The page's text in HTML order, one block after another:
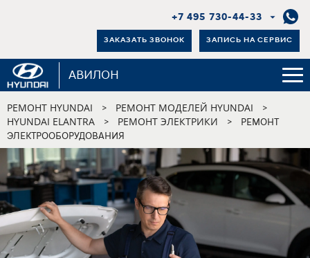
+7 495 730-44-33
ЗАКАЗАТЬ ЗВОНОК ЗАПИСЬ НА СЕРВИС
АВИЛОН
РЕМОНТ HYUNDAI > РЕМОНТ МОДЕЛЕЙ HYUNDAI >
HYUNDAI ELANTRA > РЕМОНТ ЭЛЕКТРИКИ >
РЕМОНТ
ЭЛЕКТРООБОРУДОВАНИЯ